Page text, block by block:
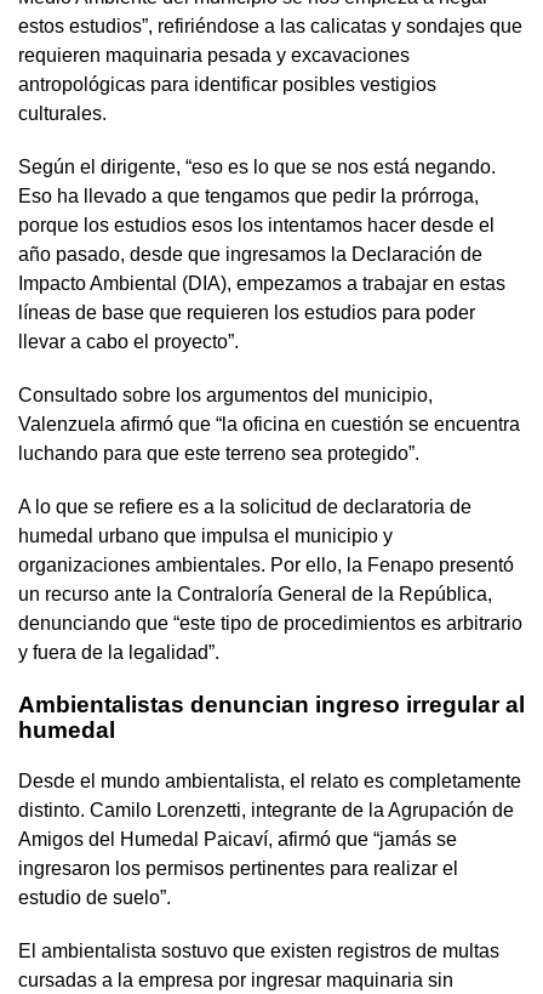
estos estudios”, refiriéndose a las calicatas y sondajes que
requieren maquinaria pesada y excavaciones
antropológicas para identificar posibles vestigios
culturales.
Según el dirigente, “eso es lo que se nos está negando.
Eso ha llevado a que tengamos que pedir la prórroga,
porque los estudios esos los intentamos hacer desde el
año pasado, desde que ingresamos la Declaración de
Impacto Ambiental (DIA), empezamos a trabajar en estas
líneas de base que requieren los estudios para poder
llevar a cabo el proyecto”.
Consultado sobre los argumentos del municipio,
Valenzuela afirmó que “la oficina en cuestión se encuentra
luchando para que este terreno sea protegido”.
A lo que se refiere es a la solicitud de declaratoria de
humedal urbano que impulsa el municipio y
organizaciones ambientales. Por ello, la Fenapo presentó
un recurso ante la Contraloría General de la República,
denunciando que “este tipo de procedimientos es arbitrario
y fuera de la legalidad”.
Ambientalistas denuncian ingreso irregular al
humedal
Desde el mundo ambientalista, el relato es completamente
distinto. Camilo Lorenzetti, integrante de la Agrupación de
Amigos del Humedal Paicaví, afirmó que “jamás se
ingresaron los permisos pertinentes para realizar el
estudio de suelo”.
El ambientalista sostuvo que existen registros de multas
cursadas a la empresa por ingresar maquinaria sin